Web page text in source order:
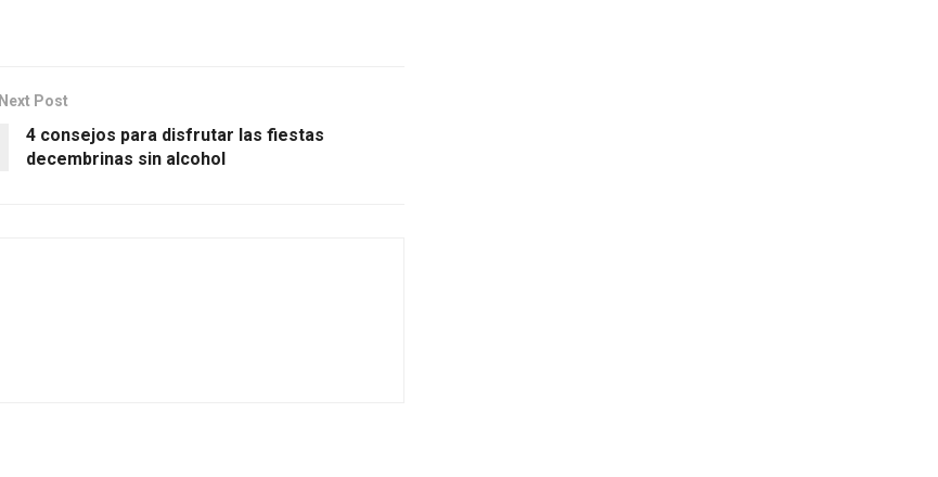
Next Post
4 consejos para disfrutar las fiestas
decembrinas sin alcohol